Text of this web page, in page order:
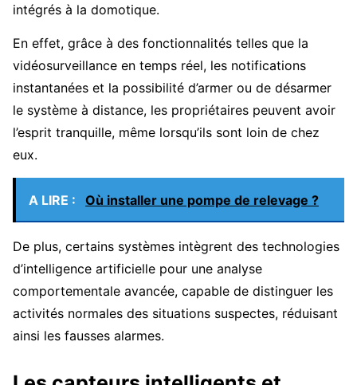
intégrés à la domotique.
En effet, grâce à des fonctionnalités telles que la
vidéosurveillance en temps réel, les notifications
instantanées et la possibilité d’armer ou de désarmer
le système à distance, les propriétaires peuvent avoir
l’esprit tranquille, même lorsqu’ils sont loin de chez
eux.
A LIRE : Où installer une pompe de relevage ?
De plus, certains systèmes intègrent des technologies
d’intelligence artificielle pour une analyse
comportementale avancée, capable de distinguer les
activités normales des situations suspectes, réduisant
ainsi les fausses alarmes.